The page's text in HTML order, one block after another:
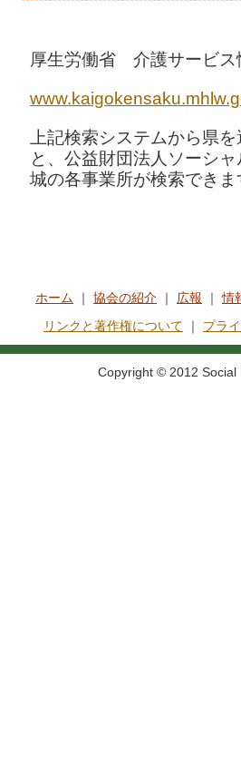
厚生労働省 介護サービス
上記検索システムから県
と、公益財団法人ソーシ
城の各事業所が検索できま
ホーム ｜ 協会の紹介 ｜ 広報 ｜情
リンクと著作権について ｜ プラ
Copyright © 2012 Social